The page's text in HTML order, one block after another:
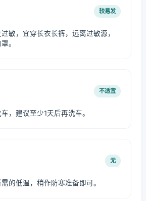
较易发
敏，宜穿长衣长裤，远离过敏源，
。
不适宜
，建议至少1天后再洗车。
无
的低温，稍作防寒准备即可。